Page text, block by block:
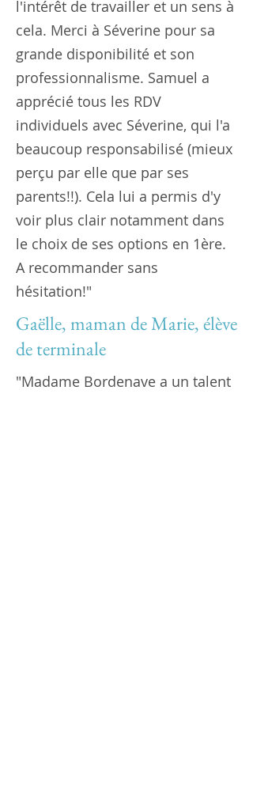
l'intérêt de travailler et un sens à
cela. Merci à Séverine pour sa
grande disponibilité et son
professionnalisme. Samuel a
apprécié tous les RDV
individuels avec Séverine, qui l'a
beaucoup responsabilisé (mieux
perçu par elle que par ses
parents!!). Cela lui a permis d'y
voir plus clair notamment dans
le choix de ses options en 1ère.
A recommander sans
hésitation!"
Gaëlle, maman de Marie, élève
de terminale
"Madame Bordenave a un talent